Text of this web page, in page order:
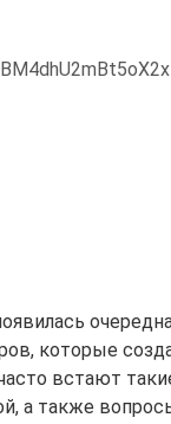
которые
встают
а также